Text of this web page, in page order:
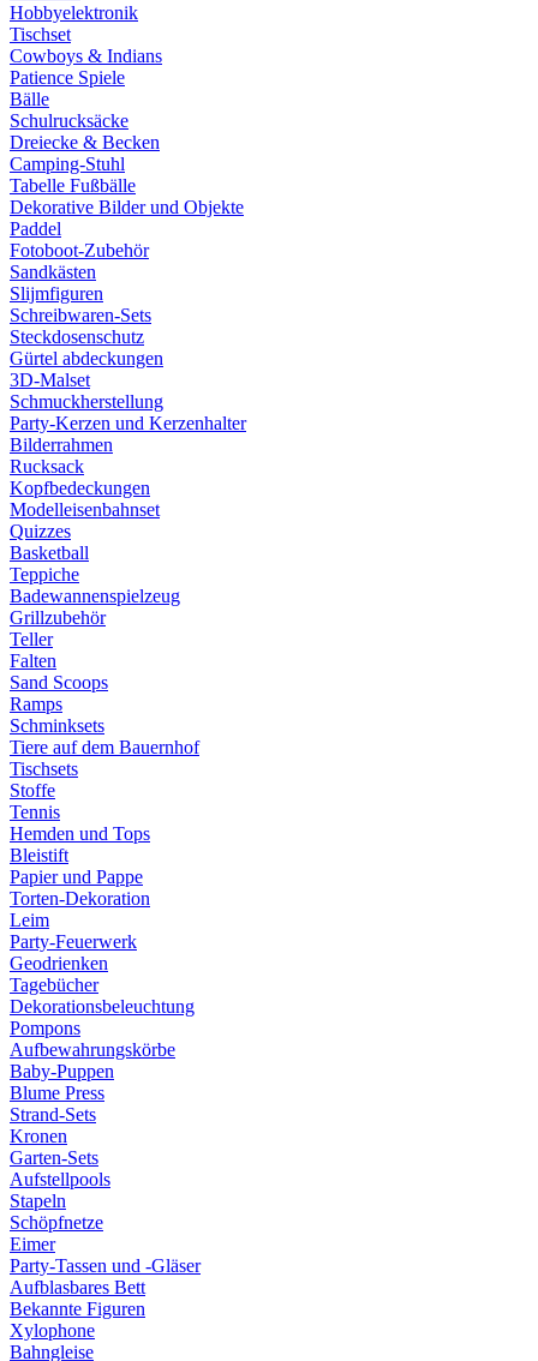
Hobbyelektronik
Tischset
Cowboys & Indians
Patience Spiele
Bälle
Schulrucksäcke
Dreiecke & Becken
Camping-Stuhl
Tabelle Fußbälle
Dekorative Bilder und Objekte
Paddel
Fotoboot-Zubehör
Sandkästen
Slijmfiguren
Schreibwaren-Sets
Steckdosenschutz
Gürtel abdeckungen
3D-Malset
Schmuckherstellung
Party-Kerzen und Kerzenhalter
Bilderrahmen
Rucksack
Kopfbedeckungen
Modelleisenbahnset
Quizzes
Basketball
Teppiche
Badewannenspielzeug
Grillzubehör
Teller
Falten
Sand Scoops
Ramps
Schminksets
Tiere auf dem Bauernhof
Tischsets
Stoffe
Tennis
Hemden und Tops
Bleistift
Papier und Pappe
Torten-Dekoration
Leim
Party-Feuerwerk
Geodrienken
Tagebücher
Dekorationsbeleuchtung
Pompons
Aufbewahrungskörbe
Baby-Puppen
Blume Press
Strand-Sets
Kronen
Garten-Sets
Aufstellpools
Stapeln
Schöpfnetze
Eimer
Party-Tassen und -Gläser
Aufblasbares Bett
Bekannte Figuren
Xylophone
Bahngleise